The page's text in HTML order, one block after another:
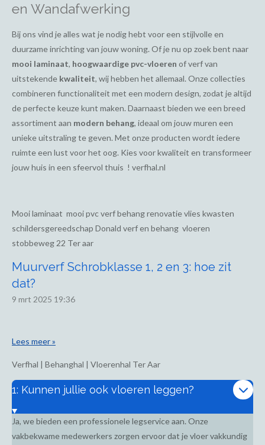
en Wandafwerking
Bij ons vind je alles wat je nodig hebt voor een stijlvolle en
duurzame inrichting van jouw woning. Of je nu op zoek bent naar
mooi laminaat, hoogwaardige pvc-vloeren of verf van
uitstekende kwaliteit, wij hebben het allemaal. Onze collecties
combineren functionaliteit met een modern design, zodat je altijd
de perfecte keuze kunt maken. Daarnaast bieden we een breed
assortiment aan modern behang, ideaal om jouw muren een
unieke uitstraling te geven. Met onze producten wordt iedere
ruimte een lust voor het oog. Kies voor kwaliteit en transformeer
jouw huis in een sfeervol thuis ! verfhal.nl
Mooi laminaat mooi pvc verf behang renovatie vlies kwasten
schildersgereedschap Donald verf en behang vloeren
stobbeweg 22 Ter aar
Muurverf Schrobklasse 1, 2 en 3: hoe zit
dat?
9 mrt 2025 19:36
Lees meer »
Verfhal | Behanghal | Vloerenhal Ter Aar
1: Kunnen jullie ook vloeren leggen?
Ja, we bieden een professionele legservice aan. Onze
vakbekwame medewerkers zorgen ervoor dat je vloer vakkundig